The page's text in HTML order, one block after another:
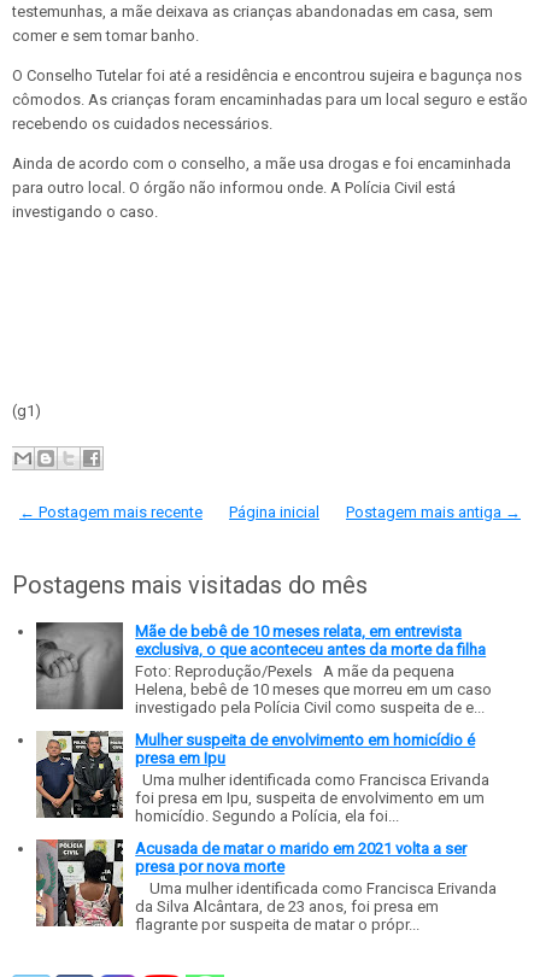
testemunhas, a mãe deixava as crianças abandonadas em casa, sem
comer e sem tomar banho.
O Conselho Tutelar foi até a residência e encontrou sujeira e bagunça nos
cômodos. As crianças foram encaminhadas para um local seguro e estão
recebendo os cuidados necessários.
Ainda de acordo com o conselho, a mãe usa drogas e foi encaminhada
para outro local. O órgão não informou onde. A Polícia Civil está
investigando o caso.
(g1)
← Postagem mais recente Postagem mais antiga →
Página inicial
Postagens mais visitadas do mês
Mãe de bebê de 10 meses relata, em entrevista
exclusiva, o que aconteceu antes da morte da filha
Foto: Reprodução/Pexels A mãe da pequena
Helena, bebê de 10 meses que morreu em um caso
investigado pela Polícia Civil como suspeita de e...
Mulher suspeita de envolvimento em homicídio é
presa em Ipu
Uma mulher identificada como Francisca Erivanda
foi presa em Ipu, suspeita de envolvimento em um
homicídio. Segundo a Polícia, ela foi...
Acusada de matar o marido em 2021 volta a ser
presa por nova morte
Uma mulher identificada como Francisca Erivanda
da Silva Alcântara, de 23 anos, foi presa em
flagrante por suspeita de matar o própr...